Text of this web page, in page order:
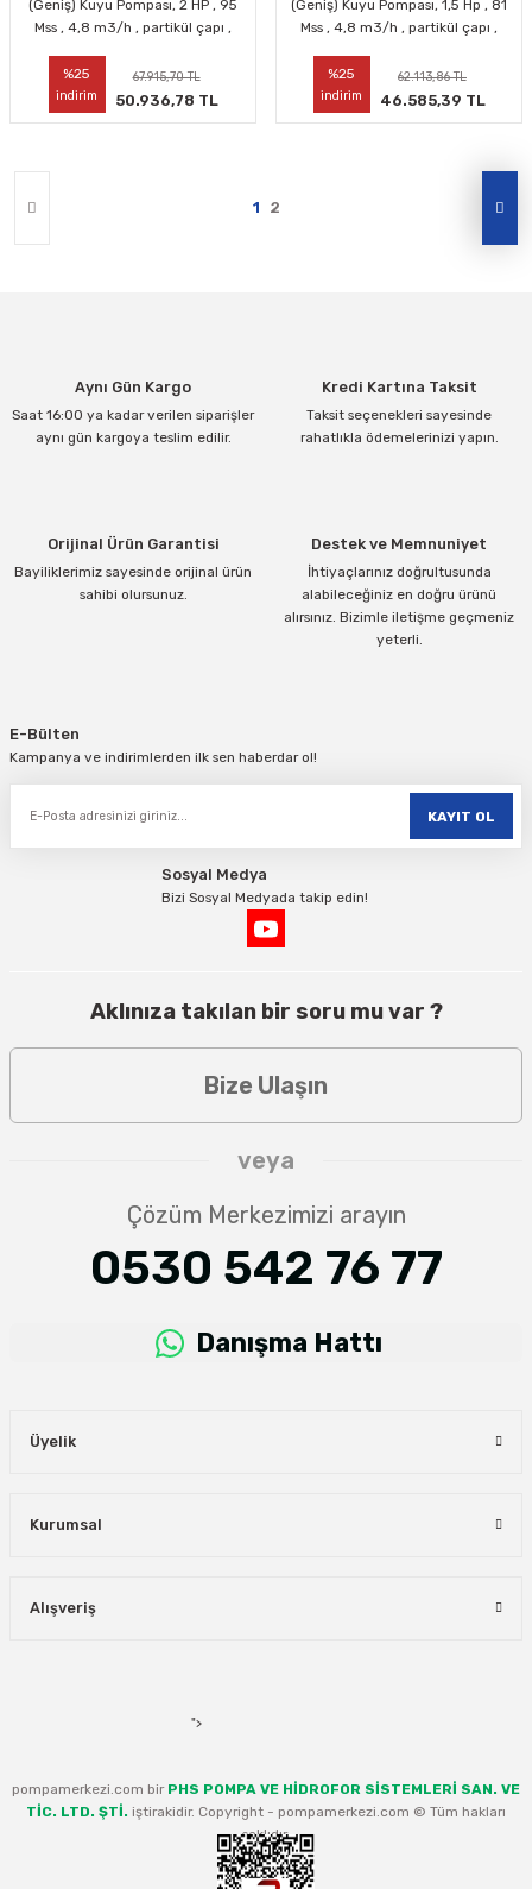
(Geniş) Kuyu Pompası, 2 HP , 95
Mss , 4,8 m3/h , partikül çapı ,
%25
indirim
67.915,70 TL
50.936,78 TL
(Geniş) Kuyu Pompası, 1,5 Hp , 81
Mss , 4,8 m3/h , partikül çapı ,
%25
indirim
62.113,86 TL
46.585,39 TL
1 2
Aynı Gün Kargo
Saat 16:00 ya kadar verilen siparişler
aynı gün kargoya teslim edilir.
Kredi Kartına Taksit
Taksit seçenekleri sayesinde
rahatlıkla ödemelerinizi yapın.
Orijinal Ürün Garantisi
Bayiliklerimiz sayesinde orijinal ürün
sahibi olursunuz.
Destek ve Memnuniyet
İhtiyaçlarınız doğrultusunda
alabileceğiniz en doğru ürünü
alırsınız. Bizimle iletişme geçmeniz
yeterli.
E-Bülten
Kampanya ve indirimlerden ilk sen haberdar ol!
KAYIT OL
Sosyal Medya
Bizi Sosyal Medyada takip edin!
Aklınıza takılan bir soru mu var ?
Bize Ulaşın
veya
Çözüm Merkezimizi arayın
0530 542 76 77
Danışma Hattı
Üyelik
Kurumsal
Alışveriş
">
pompamerkezi.com bir PHS POMPA VE HİDROFOR SİSTEMLERİ SAN. VE
TİC. LTD. ŞTİ. iştirakidir. Copyright - pompamerkezi.com © Tüm hakları
saklıdır.